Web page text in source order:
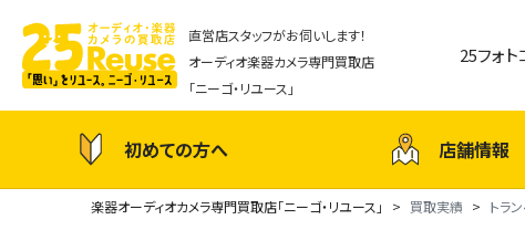
直営店スタッフがお伺いします！
オーディオ楽器カメラ専門買取店
「ニーゴ・リユース」
25フォト
初めての方へ 店舗情報
楽器オーディオカメラ専門買取店「ニーゴ・リユース」 買取実績 トラ